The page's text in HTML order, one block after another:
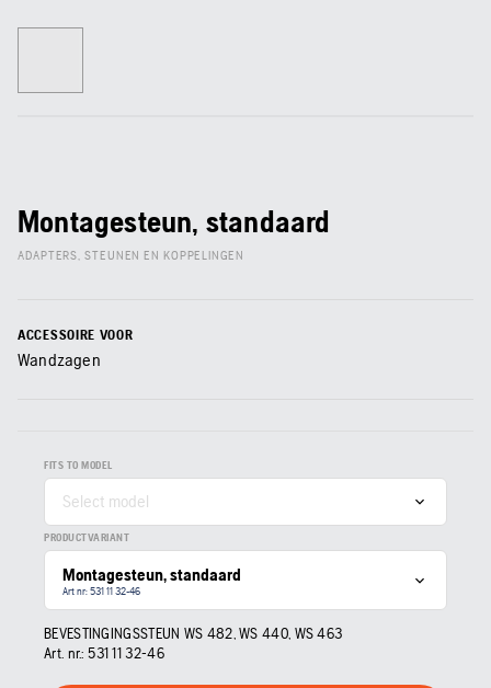
Montagesteun, standaard
ADAPTERS, STEUNEN EN KOPPELINGEN
ACCESSOIRE VOOR
Wandzagen
FITS TO MODEL
Select model
PRODUCTVARIANT
Montagesteun, standaard
Art nr: 531 11 32‑46
BEVESTINGINGSSTEUN WS 482, WS 440, WS 463
Art. nr.: 531 11 32‑46